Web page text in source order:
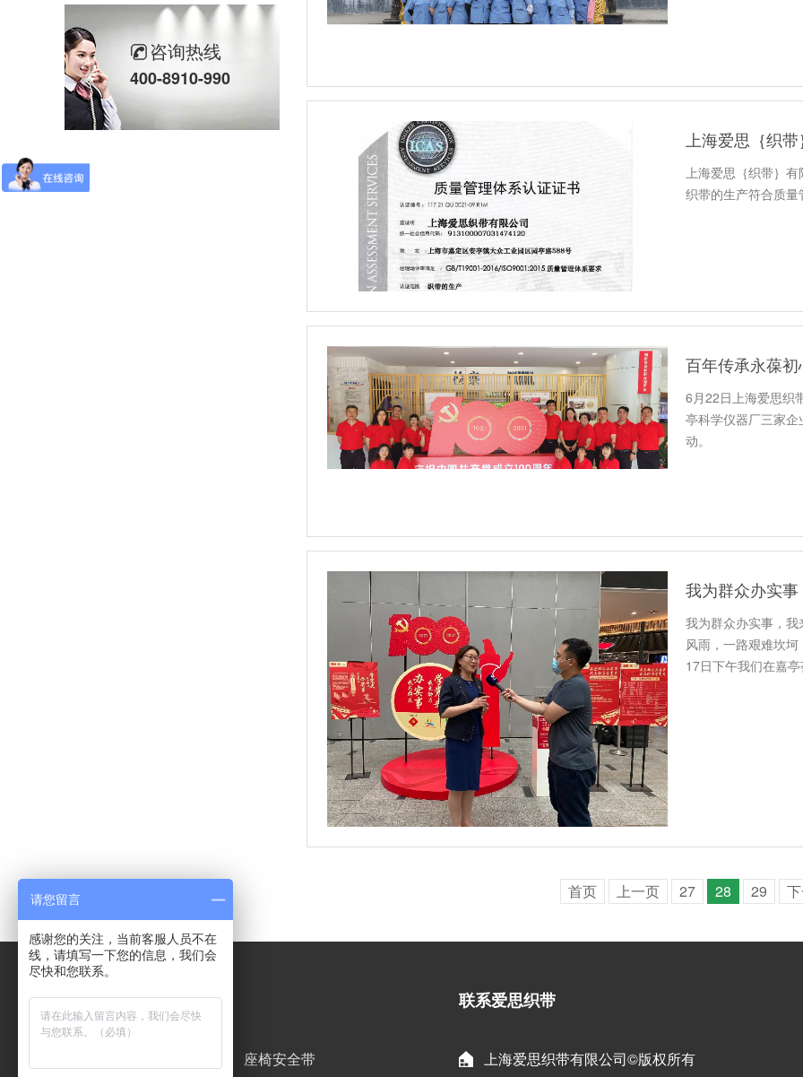
上海爱思｛织带｝
织带的生产符合质
百年传承永葆
6月22日上海爱思织
亭科学仪器厂三家
动。
我为群众办实
我为群众办实事，
风雨，一路艰难坎
17日下午我们在嘉
首页 上一页 27 28 29
咨询热线
400-8910-990
导航分类
座椅安全带
联系爱思织带
上海爱思织带有限公司©版权所有
请您留言
感谢您的关注，当前客服人员不在
线，请填写一下您的信息，我们会
尽快和您联系。